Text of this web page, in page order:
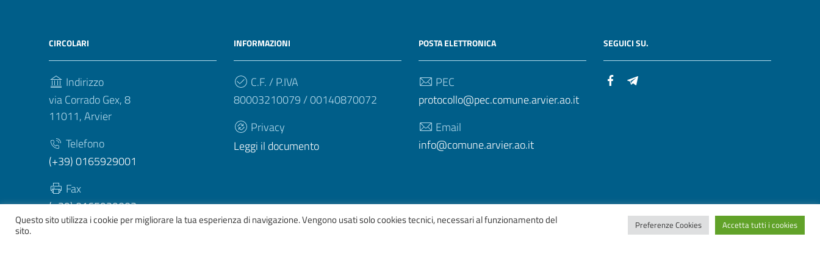
CIRCOLARI
Indirizzo
via Corrado Gex, 8
11011, Arvier
Telefono
(+39) 0165929001
Fax
(+39) 0165929003
INFORMAZIONI
C.F. / P.IVA
80003210079 / 00140870072
Privacy
Leggi il documento
POSTA ELETTRONICA
PEC
protocollo@pec.comune.arvier.ao.it
Email
info@comune.arvier.ao.it
SEGUICI SU.
Questo sito utilizza i cookie per migliorare la tua esperienza di navigazione. Vengono usati solo cookies tecnici, necessari al funzionamento del
sito. Preferenze Cookies Accetta tutti i cookies